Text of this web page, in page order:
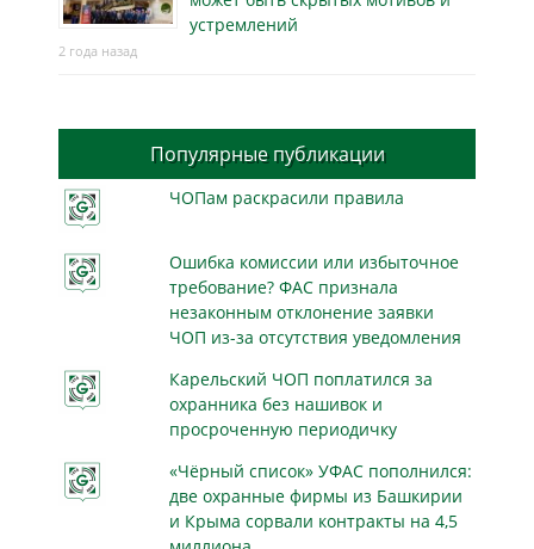
устремлений
2 года назад
Популярные публикации
ЧОПам раскрасили правила
Ошибка комиссии или избыточное
требование? ФАС признала
незаконным отклонение заявки
ЧОП из-за отсутствия уведомления
Карельский ЧОП поплатился за
охранника без нашивок и
просроченную периодичку
«Чёрный список» УФАС пополнился:
две охранные фирмы из Башкирии
и Крыма сорвали контракты на 4,5